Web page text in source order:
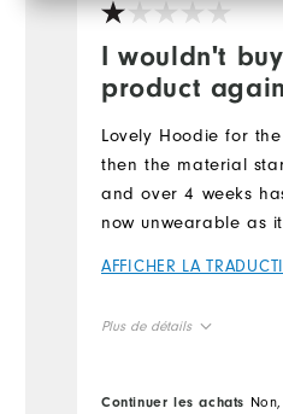
I wouldn't
product again
Lovely Hoodie for
then the material
and over 4 weeks
now unwearable as
AFFICHER LA
Plus de détails
Continuer les achats